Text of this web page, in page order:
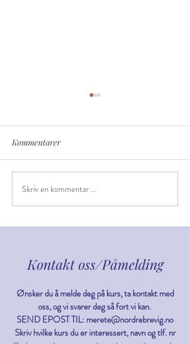
Delfinen
Kommentarer
Skriv en kommentar …
Kontakt oss/Påmelding
Ønsker du å melde deg på kurs, ta kontakt med
oss, og vi svarer deg så fort vi kan.
SEND EPOST TIL: merete@nordrebrevig.no
Skriv hvilke kurs du er interessert, navn og tlf. nr